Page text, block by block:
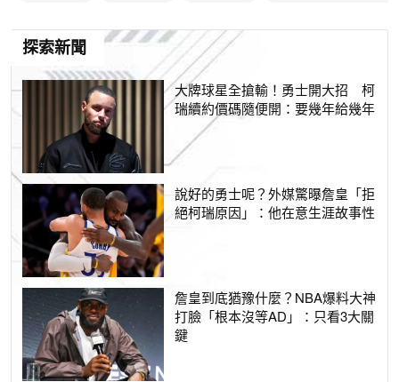
探索新聞
大牌球星全搶輸！勇士開大招 柯
瑞續約價碼隨便開：要幾年給幾年
說好的勇士呢？外媒驚曝詹皇「拒
絕柯瑞原因」：他在意生涯故事性
詹皇到底猶豫什麼？NBA爆料大神
打臉「根本沒等AD」：只看3大關
鍵